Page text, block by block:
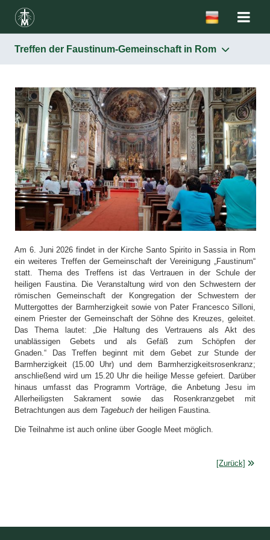
Treffen der Faustinum-Gemeinschaft in Rom
Am 6. Juni 2026 findet in der Kirche Santo Spirito in Sassia in Rom
ein weiteres Treffen der Gemeinschaft der Vereinigung „Faustinum“
statt. Thema des Treffens ist das Vertrauen in der Schule der
heiligen Faustina. Die Veranstaltung wird von den Schwestern der
römischen Gemeinschaft der Kongregation der Schwestern der
Muttergottes der Barmherzigkeit sowie von Pater Francesco Silloni,
einem Priester der Gemeinschaft der Söhne des Kreuzes, geleitet.
Das Thema lautet: „Die Haltung des Vertrauens als Akt des
unablässigen Gebets und als Gefäß zum Schöpfen der
Gnaden.“ Das Treffen beginnt mit dem Gebet zur Stunde der
Barmherzigkeit (15.00 Uhr) und dem Barmherzigkeitsrosenkranz;
anschließend wird um 15.20 Uhr die heilige Messe gefeiert. Darüber
hinaus umfasst das Programm Vorträge, die Anbetung Jesu im
Allerheiligsten Sakrament sowie das Rosenkranzgebet mit
Betrachtungen aus dem Tagebuch der heiligen Faustina.
Die Teilnahme ist auch online über Google Meet möglich.
[Zurück]